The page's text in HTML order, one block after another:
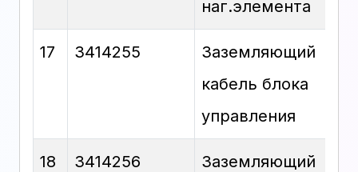
наг.элемента
17 3414255
Заземляющий
кабель блока
управления
18 3414256
Заземляющий